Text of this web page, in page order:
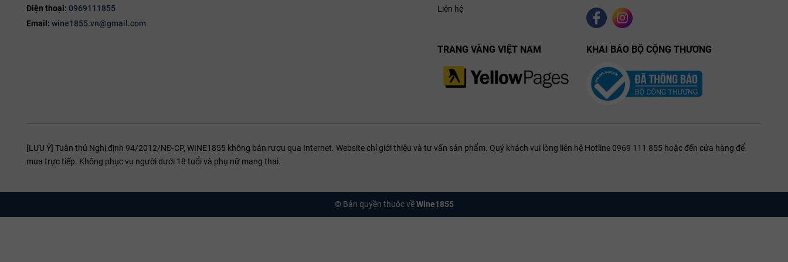
Trải nghiệm tổng thể: Vừa đậm đà vừa tinh tế, dễ uống nhưng vẫn giữ nét phức hợp của vang Ý cao cấp.
Điện thoại: 0969111855
Email: wine1855.vn@gmail.com
Liên hệ
TRANG VÀNG VIỆT NAM KHAI BÁO BỘ CỘNG THƯƠNG
[LƯU Ý] Tuân thủ Nghị định 94/2012/NĐ-CP, WINE1855 không bán rượu qua Internet. Website chỉ giới thiệu và tư vấn sản phẩm. Quý khách vui lòng liên hệ Hotline 0969 111 855 hoặc đến cửa hàng để
mua trực tiếp. Không phục vụ người dưới 18 tuổi và phụ nữ mang thai.
© Bản quyền thuộc vềWine1855